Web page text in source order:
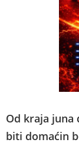
Od kraja juna
biti domaćin